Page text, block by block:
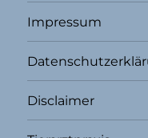
Impressum
Disclaimer